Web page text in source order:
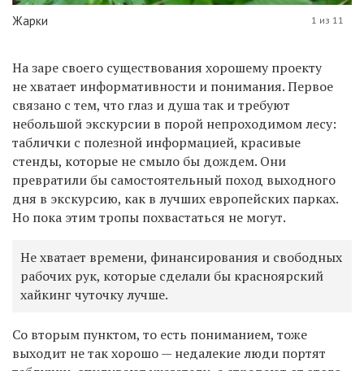
Жарки 1 из 11
На заре своего существования хорошему проекту
не хватает информативности и понимания. Первое
связано с тем, что глаз и душа так и требуют
небольшой экскурсии в порой непроходимом лесу:
таблички с полезной информацией, красивые
стенды, которые не смыло бы дождем. Они
превратили бы самостоятельный поход выходного
дня в экскурсию, как в лучших европейских парках.
Но пока этим тропы похвастаться не могут.
Не хватает времени, финансирования и свободных
рабочих рук, которые сделали бы красноярский
хайкинг чуточку лучше.
Со вторым пунктом, то есть пониманием, тоже
выходит не так хорошо — недалекие люди портят